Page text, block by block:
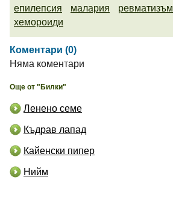
епилепсия
малария ревматизъм
хемороиди
Коментари (0)
Няма коментари
Още от "Билки"
Ленено семе
Къдрав лапад
Кайенски пипер
Нийм